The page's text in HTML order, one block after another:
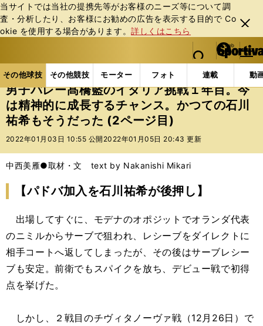
当サイトでは当社の提携先等がお客様のニーズ等について調
査・分析したり、お客様にお勧めの広告を表⽰する⽬的で Co
okie を使⽤する場合があります。詳しくはこちら
閉じ
る
web Sportiva (webスポルティーバ)
検索
マイペ
ー
ジ
メニュ
その他球技 その他競技 モーター フォト 連載 動
ス
ポ
ル
テ
ー
バ
その他球技の記事一覧 バレー 男子バレー髙橋藍の
男子バレー髙橋藍のイタリア挑戦１年目。今
は精神的に成長するチャンス。かつての石川
祐希もそうだった (2ページ目)
2022年01月03日 10:55 公開 2022年01月05日 20:43 更新
中西美雁●取材・文 text by Nakanishi Mikari
【パドバ加入を石川祐希が後押し】
出場してすぐに、モデナのオポジットでオランダ代表
のニミルからサーブで狙われ、レシーブをダイレクトに
相手コートへ返してしまったが、その後はサーブレシー
ブも安定。前衛でもスパイクを放ち、デビュー戦で初得
点を挙げた。
しかし、２戦目のチヴィタノーヴァ戦（12月26日）で